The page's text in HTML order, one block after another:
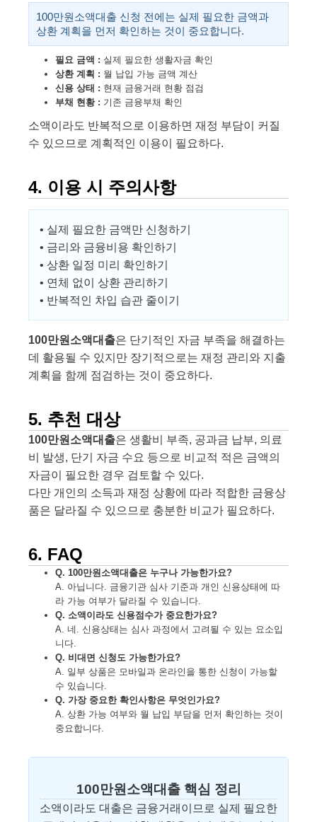
100만원소액대출 신청 전에는 실제 필요한 금액과
상환 계획을 먼저 확인하는 것이 중요합니다.
필요 금액 : 실제 필요한 생활자금 확인
상환 계획 : 월 납입 가능 금액 계산
신용 상태 : 현재 금융거래 현황 점검
부채 현황 : 기존 금융부채 확인
소액이라도 반복적으로 이용하면 재정 부담이 커질
수 있으므로 계획적인 이용이 필요하다.
4. 이용 시 주의사항
• 실제 필요한 금액만 신청하기
• 금리와 금융비용 확인하기
• 상환 일정 미리 확인하기
• 연체 없이 상환 관리하기
• 반복적인 차입 습관 줄이기
100만원소액대출은 단기적인 자금 부족을 해결하는
데 활용될 수 있지만 장기적으로는 재정 관리와 지출
계획을 함께 점검하는 것이 중요하다.
5. 추천 대상
100만원소액대출은 생활비 부족, 공과금 납부, 의료
비 발생, 단기 자금 수요 등으로 비교적 적은 금액의
자금이 필요한 경우 검토할 수 있다.
다만 개인의 소득과 재정 상황에 따라 적합한 금융상
품은 달라질 수 있으므로 충분한 비교가 필요하다.
6. FAQ
Q. 100만원소액대출은 누구나 가능한가요?
A. 아닙니다. 금융기관 심사 기준과 개인 신용상태에 따
라 가능 여부가 달라질 수 있습니다.
Q. 소액이라도 신용점수가 중요한가요?
A. 네. 신용상태는 심사 과정에서 고려될 수 있는 요소입
니다.
Q. 비대면 신청도 가능한가요?
A. 일부 상품은 모바일과 온라인을 통한 신청이 가능할
수 있습니다.
Q. 가장 중요한 확인사항은 무엇인가요?
A. 상환 가능 여부와 월 납입 부담을 먼저 확인하는 것이
중요합니다.
100만원소액대출 핵심 정리
소액이라도 대출은 금융거래이므로 실제 필요한